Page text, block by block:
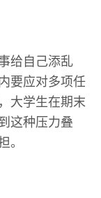
给自己添乱
要应对多项任
大学生在期末
这种压力叠
。